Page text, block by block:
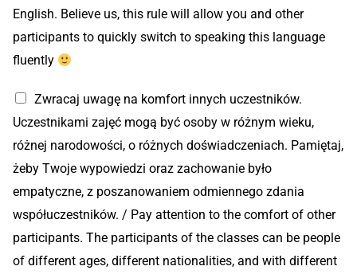
English. Believe us, this rule will allow you and other
participants to quickly switch to speaking this language
fluently
Zwracaj uwagę na komfort innych uczestników.
Uczestnikami zajęć mogą być osoby w różnym wieku,
różnej narodowości, o różnych doświadczeniach. Pamiętaj,
żeby Twoje wypowiedzi oraz zachowanie było
empatyczne, z poszanowaniem odmiennego zdania
współuczestników. / Pay attention to the comfort of other
participants. The participants of the classes can be people
of different ages, different nationalities, and with different